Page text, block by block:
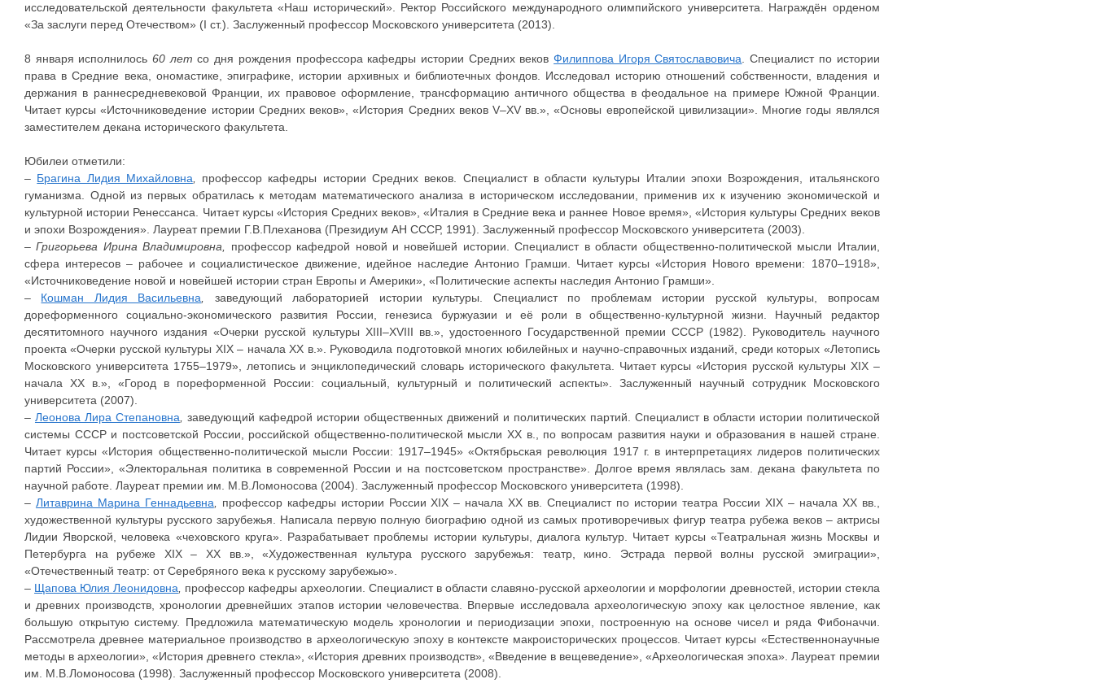
исследовательской деятельности факультета «Наш исторический». Ректор Российского международного олимпийского университета. Награждён орденом
«За заслуги перед Отечеством» (I ст.). Заслуженный профессор Московского университета (2013).
8 января исполнилось60 лет со дня рождения профессора кафедры истории Средних вековФилиппова Игоря Святославовича . Специалист по истории
права в Средние века, ономастике, эпиграфике, истории архивных и библиотечных фондов. Исследовал историю отношений собственности, владения и
держания в раннесредневековой Франции, их правовое оформление, трансформацию античного общества в феодальное на примере Южной Франции.
Читает курсы «Источниковедение истории Средних веков», «История Средних веков V–XV вв.», «Основы европейской цивилизации». Многие годы являлся
заместителем декана исторического факультета.
Юбилеи отметили:
– Брагина Лидия Михайловна
профессор кафедры истории Средних веков. Специалист в области культуры Италии эпохи Возрождения, итальянского
гуманизма. Одной из первых обратилась к методам математического анализа в историческом исследовании, применив их к изучению экономической и
культурной истории Ренессанса. Читает курсы «История Средних веков», «Италия в Средние века и раннее Новое время», «История культуры Средних веков
и эпохи Возрождения». Лауреат премии Г.В.Плеханова (Президиум АН СССР, 1991). Заслуженный профессор Московского университета (2003).
–Григорьева Ирина Владимировна,
профессор кафедрой новой и новейшей истории. Специалист в области общественно-политической мысли Италии,
сфера интересов – рабочее и социалистическое движение, идейное наследие Антонио Грамши. Читает курсы «История Нового времени: 1870–1918»,
«Источниковедение новой и новейшей истории стран Европы и Америки», «Политические аспекты наследия Антонио Грамши».
– Кошман Лидия Васильевна
заведующий лабораторией истории культуры. Специалист по проблемам истории русской культуры, вопросам
дореформенного социально-экономического развития России, генезиса буржуазии и её роли в общественно-культурной жизни. Научный редактор
десятитомного научного издания «Очерки русской культуры XIII–XVIII вв.», удостоенного Государственной премии СССР (1982). Руководитель научного
проекта «Очерки русской культуры XIX – начала XX в.». Руководила подготовкой многих юбилейных и научно-справочных изданий, среди которых «Летопись
Московского университета 1755–1979», летопись и энциклопедический словарь исторического факультета. Читает курсы «История русской культуры XIX –
начала XX в.», «Город в пореформенной России: социальный, культурный и политический аспекты». Заслуженный научный сотрудник Московского
университета (2007).
– Леонова Лира Степановна
заведующий кафедрой истории общественных движений и политических партий. Специалист в области истории политической
системы СССР и постсоветской России, российской общественно-политической мысли XX в., по вопросам развития науки и образования в нашей стране.
Читает курсы «История общественно-политической мысли России: 1917–1945» «Октябрьская революция 1917 г. в интерпретациях лидеров политических
партий России», «Электоральная политика в современной России и на постсоветском пространстве». Долгое время являлась зам. декана факультета по
научной работе. Лауреат премии им. М.В.Ломоносова (2004). Заслуженный профессор Московского университета (1998).
– Литаврина Марина Геннадьевна
профессор кафедры истории России ХIХ – начала ХХ вв. Специалист по истории театра России ХIХ – начала ХХ вв.,
художественной культуры русского зарубежья. Написала первую полную биографию одной из самых противоречивых фигур театра рубежа веков – актрисы
Лидии Яворской, человека «чеховского круга». Разрабатывает проблемы истории культуры, диалога культур. Читает курсы «Театральная жизнь Москвы и
Петербурга на рубеже XIX – XX вв.», «Художественная культура русского зарубежья: театр, кино. Эстрада первой волны русской эмиграции»,
«Отечественный театр: от Серебряного века к русскому зарубежью».
– Щапова Юлия Леонидовна
профессор кафедры археологии. Специалист в области славяно-русской археологии и морфологии древностей, истории стекла
и древних производств, хронологии древнейших этапов истории человечества. Впервые исследовала археологическую эпоху как целостное явление, как
большую открытую систему. Предложила математическую модель хронологии и периодизации эпохи, построенную на основе чисел и ряда Фибоначчи.
Рассмотрела древнее материальное производство в археологическую эпоху в контексте макроисторических процессов. Читает курсы «Естественнонаучные
методы в археологии», «История древнего стекла», «История древних производств», «Введение в вещеведение», «Археологическая эпоха». Лауреат премии
им. М.В.Ломоносова (1998). Заслуженный профессор Московского университета (2008).